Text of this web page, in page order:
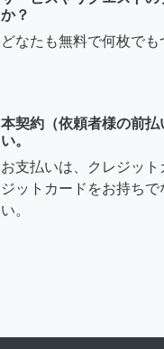
か？
どなたも無料で何枚でも
本契約（依頼者様の前
い。
お支払いは、クレジッ
ジットカードをお持ち
い。